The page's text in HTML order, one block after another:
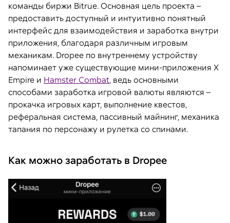
команды биржи Bitrue. Основная цель проекта –
предоставить доступный и интуитивно понятный
интерфейс для взаимодействия и заработка внутри
приложения, благодаря различным игровым
механикам. Dropee по внутреннему устройству
напоминает уже существующие мини-приложения X
Empire и Hamster Combat, ведь основными
способами заработка игровой валюты являются –
прокачка игровых карт, выполнение квестов,
реферальная система, пассивный майнинг, механика
тапания по персонажу и рулетка со спинами.
Как можно заработать в Dropee